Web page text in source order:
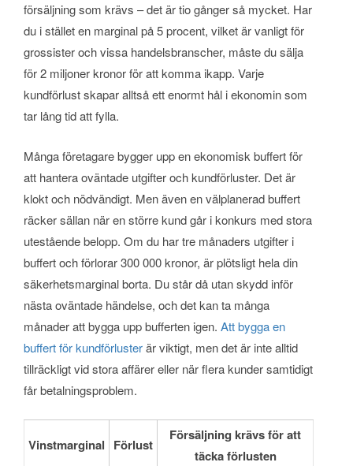
försäljning som krävs – det är tio gånger så mycket. Har
du i stället en marginal på 5 procent, vilket är vanligt för
grossister och vissa handelsbranscher, måste du sälja
för 2 miljoner kronor för att komma ikapp. Varje
kundförlust skapar alltså ett enormt hål i ekonomin som
tar lång tid att fylla.
Många företagare bygger upp en ekonomisk buffert för
att hantera oväntade utgifter och kundförluster. Det är
klokt och nödvändigt. Men även en välplanerad buffert
räcker sällan när en större kund går i konkurs med stora
utestående belopp. Om du har tre månaders utgifter i
buffert och förlorar 300 000 kronor, är plötsligt hela din
säkerhetsmarginal borta. Du står då utan skydd inför
nästa oväntade händelse, och det kan ta många
månader att bygga upp bufferten igen. Att bygga en
buffert för kundförlusterär viktigt, men det är inte alltid
tillräckligt vid stora affärer eller när flera kunder samtidigt
får betalningsproblem.
Vinstmarginal Förlust
Försäljning krävs för att
täcka förlusten